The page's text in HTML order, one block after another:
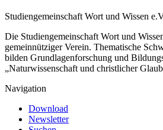
Studiengemeinschaft Wort und Wissen
Die Studiengemeinschaft Wort und
gemeinnütziger Verein. Thematische
bilden Grundlagenforschung und
„Naturwissenschaft und christlicher
Navigation
Download
Newsletter